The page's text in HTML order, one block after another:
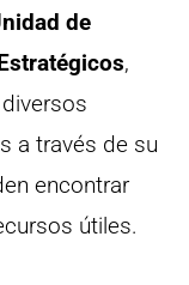
de
,
a través de su
encontrar
útiles.